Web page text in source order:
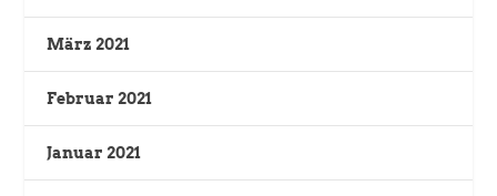
März 2021
Februar 2021
Januar 2021